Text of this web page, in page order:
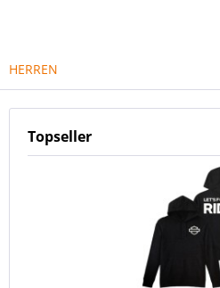
HERREN
Topseller